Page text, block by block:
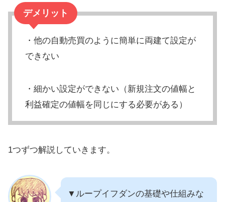
デメリット
・他の自動売買のように簡単に両建て設定が
できない
・細かい設定ができない（新規注文の値幅と
利益確定の値幅を同じにする必要がある）
1つずつ解説していきます。
▼ループイフダンの基礎や仕組みな